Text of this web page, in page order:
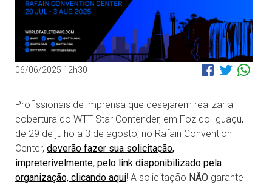
06/06/2025 12h30
Profissionais de imprensa que desejarem realizar a
cobertura do WTT Star Contender, em Foz do Iguaçu,
de 29 de julho a 3 de agosto, no Rafain Convention
Center, deverão fazer sua solicitação,
impreterivelmente, pelo link disponibilizado pela
organização, clicando aqui! A solicitação NÃO garante